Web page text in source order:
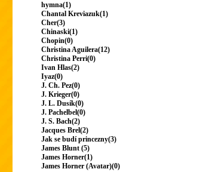
hymna(1)
Chantal Kreviazuk(1)
Cher(3)
Chinaski(1)
Chopin(0)
Christina Aguilera(12)
Christina Perri(0)
Ivan Hlas(2)
Iyaz(0)
J. Ch. Pez(0)
J. Krieger(0)
J. L. Dusík(0)
J. Pachelbel(0)
J. S. Bach(2)
Jacques Brel(2)
Jak se budí princezny(3)
James Blunt (5)
James Horner(1)
James Horner (Avatar)(0)